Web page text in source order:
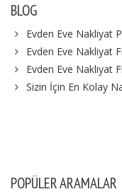
BLOG
Evden Eve Nakliyat
Evden Eve Nakliyat
Evden Eve Nakliyat
Sizin İçin En Kolay
POPÜLER ARAMALAR